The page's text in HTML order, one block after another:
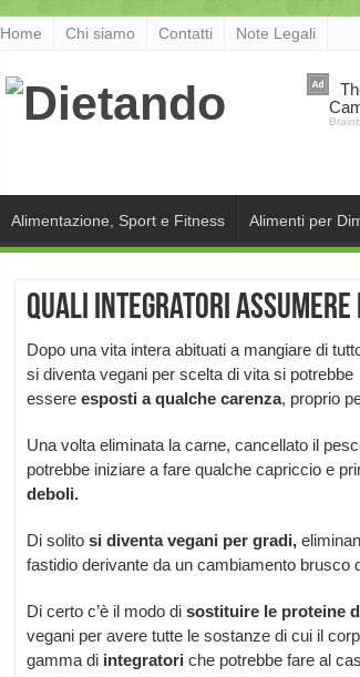
Home Chi siamo Contatti Note Legali
Alimentazione, Sport e Fitness Alimenti per
Quali integratori assumere
Dopo una vita intera abituati a mangiare di
si diventa vegani per scelta di vita si potrebbe
essere esposti a qualche carenza, proprio
Una volta eliminata la carne, cancellato il
potrebbe iniziare a fare qualche capriccio e
deboli.
Di solito si diventa vegani per gradi,
fastidio derivante da un cambiamento brusco
Di certo c’è il modo di sostituire le proteine
vegani per avere tutte le sostanze di cui il
gamma di integratori che potrebbe fare al